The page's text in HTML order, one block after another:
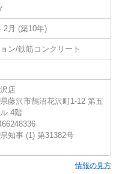
2月 (築10年)
ン/鉄筋コンクリート
店
藤沢市鵠沼花沢町1-12 第五
4階
知事 (1) 第31382号
情報の見方